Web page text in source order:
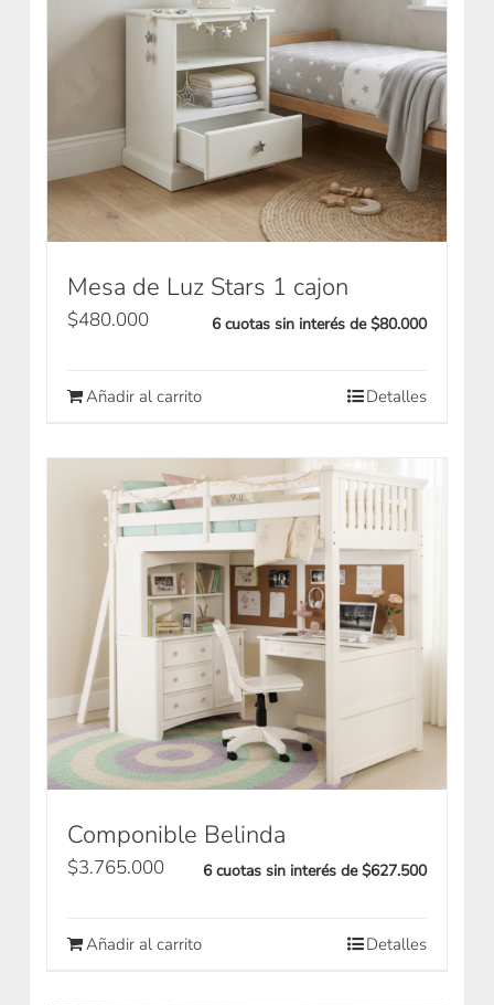
Mesa de Luz Stars 1 cajon
$480.000 6 cuotas sin interés de $80.000
Añadir al carrito Detalles
Componible Belinda
$3.765.000 6 cuotas sin interés de $627.500
Añadir al carrito Detalles